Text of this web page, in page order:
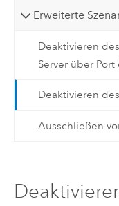
Erweiterte
Deaktivieren
Server über Port
Deaktivieren
Ausschließen